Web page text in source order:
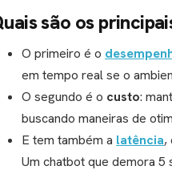
são os
O primeiro é o
em tempo real se o
O segundo é o custo:
buscando maneiras de
E tem também a latência,
Um chatbot que demora 5